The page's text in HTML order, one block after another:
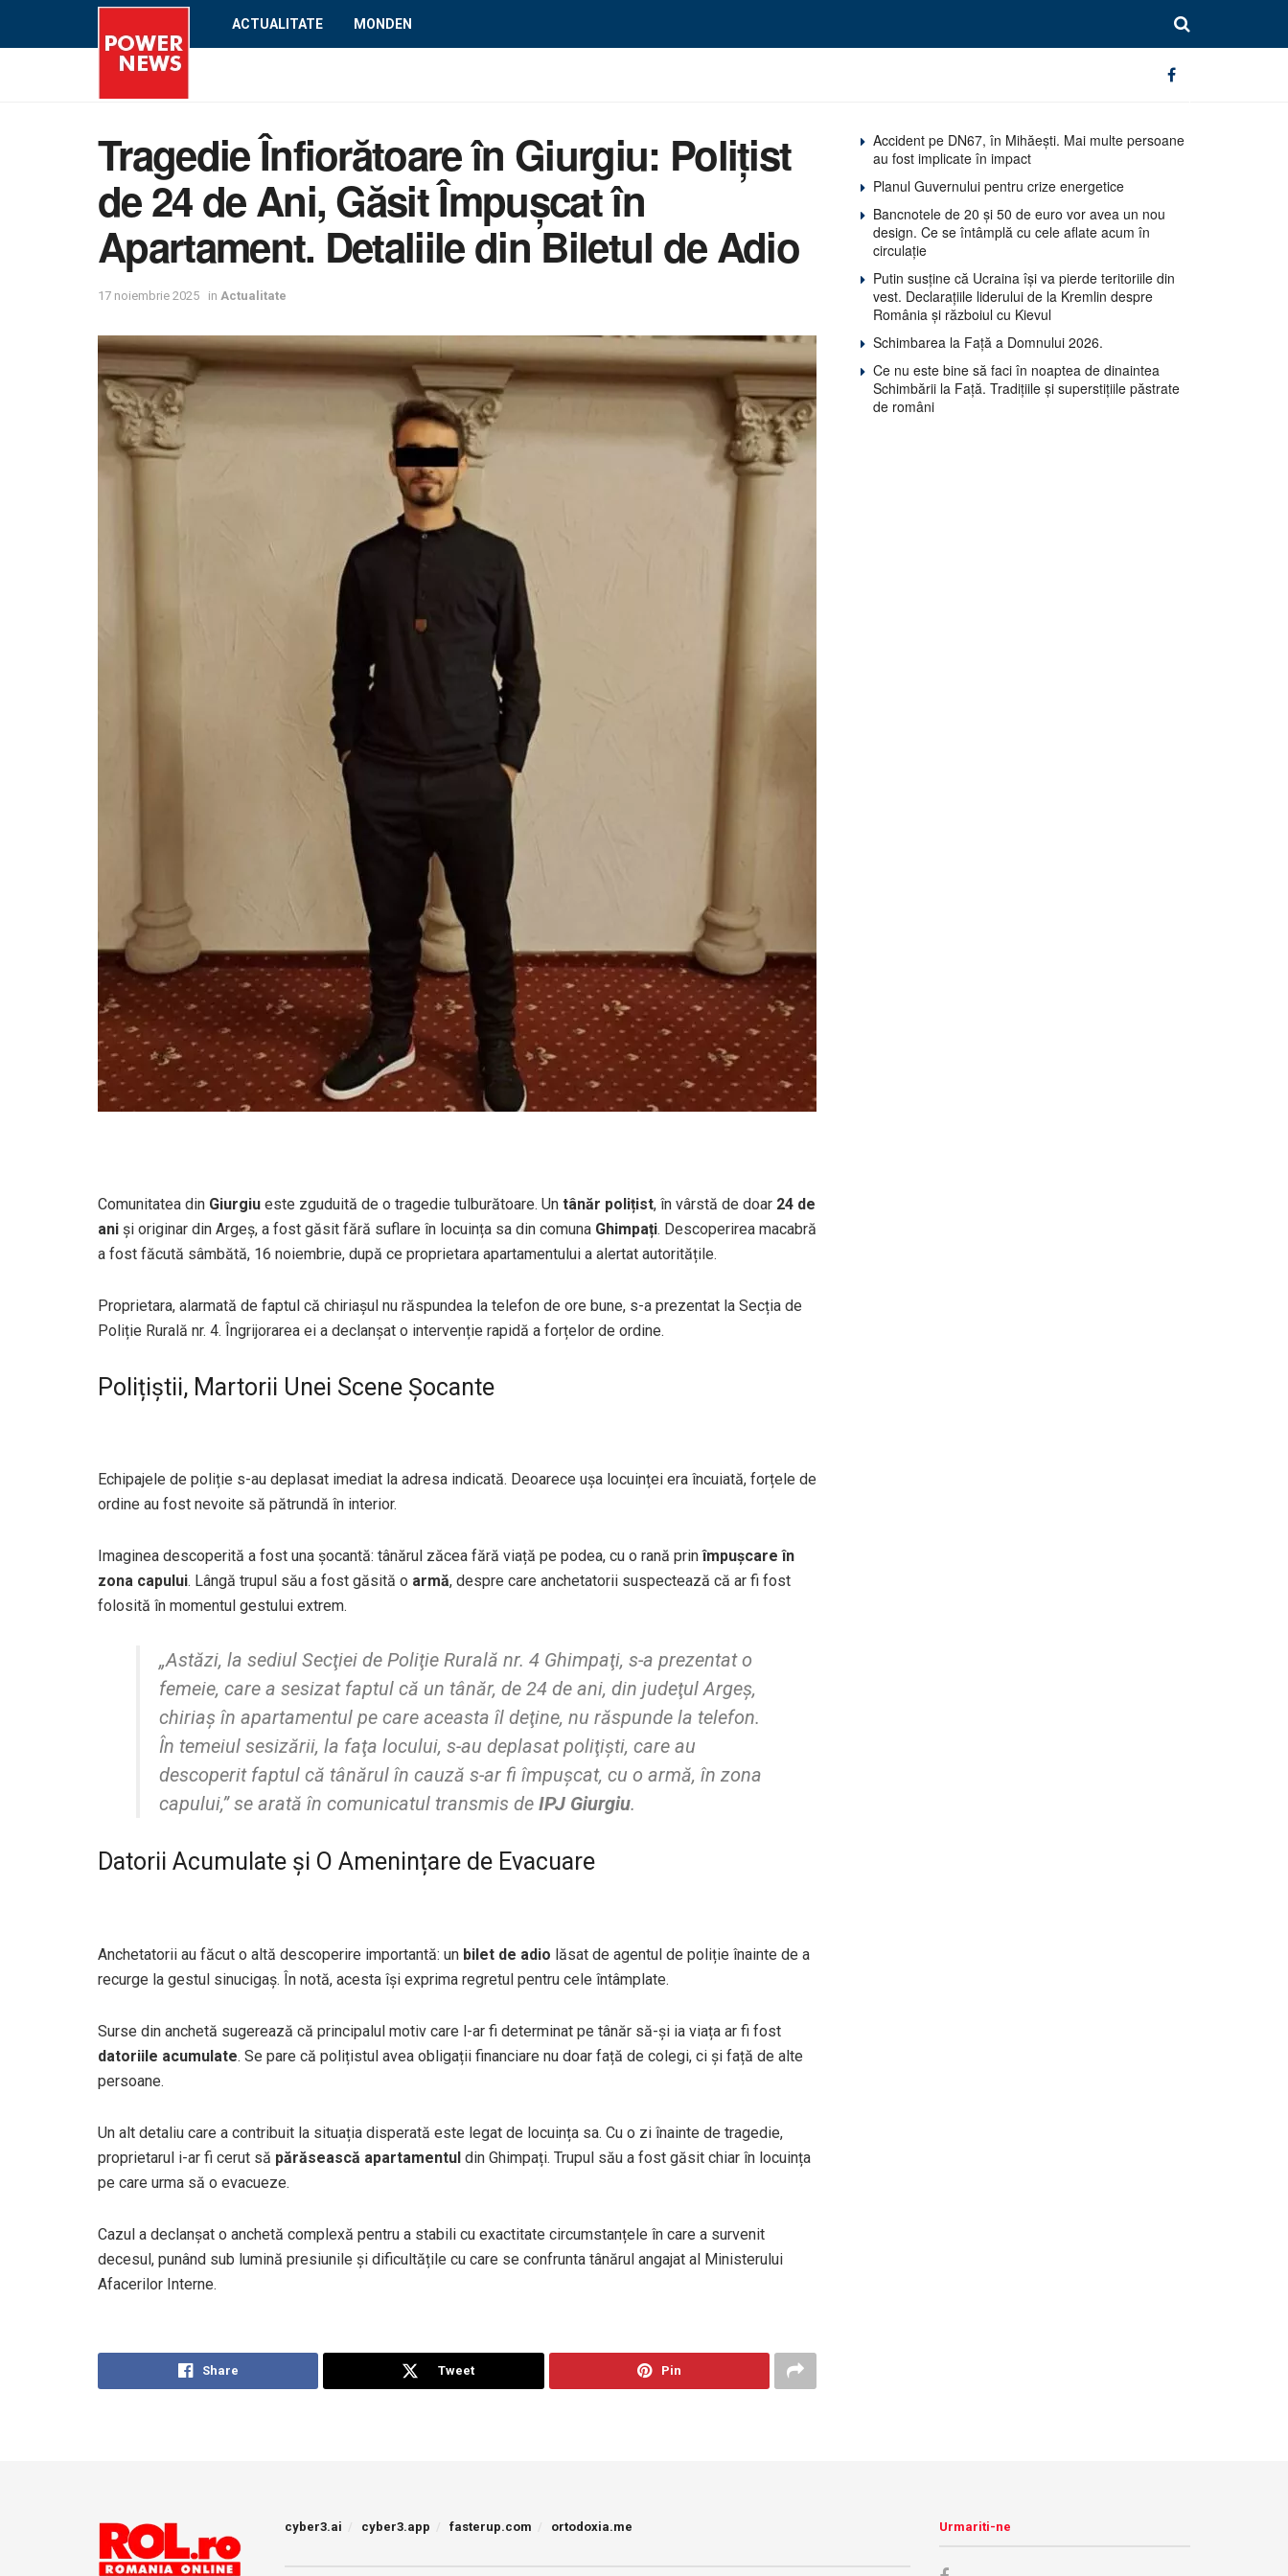
ACTUALITATE MONDEN
Tragedie Înfiorătoare în Giurgiu: Polițist
de 24 de Ani, Găsit Împușcat în
Apartament. Detaliile din Biletul de Adio
17 noiembrie 2025 in Actualitate
Comunitatea din Giurgiu este zguduită de o tragedie tulburătoare. Un tânăr polițist, în vârstă de doar 24 de
ani și originar din Argeș, a fost găsit fără suflare în locuința sa din comuna Ghimpați. Descoperirea macabră
a fost făcută sâmbătă, 16 noiembrie, după ce proprietara apartamentului a alertat autoritățile.
Proprietara, alarmată de faptul că chiriașul nu răspundea la telefon de ore bune, s-a prezentat la Secția de
Poliție Rurală nr. 4. Îngrijorarea ei a declanșat o intervenție rapidă a forțelor de ordine.
Polițiștii, Martorii Unei Scene Șocante
Echipajele de poliție s-au deplasat imediat la adresa indicată. Deoarece ușa locuinței era încuiată, forțele de
ordine au fost nevoite să pătrundă în interior.
Imaginea descoperită a fost una șocantă: tânărul zăcea fără viață pe podea, cu o rană prinîmpușcare în
zona capului. Lângă trupul său a fost găsită o armă, despre care anchetatorii suspectează că ar fi fost
folosită în momentul gestului extrem.
„Astăzi, la sediul Secţiei de Poliţie Rurală nr. 4 Ghimpaţi, s-a prezentat o
femeie, care a sesizat faptul că un tânăr, de 24 de ani, din judeţul Argeş,
chiriaş în apartamentul pe care aceasta îl deţine, nu răspunde la telefon.
În temeiul sesizării, la faţa locului, s-au deplasat poliţişti, care au
descoperit faptul că tânărul în cauză s-ar fi împuşcat, cu o armă, în zona
capului,” se arată în comunicatul transmis de IPJ Giurgiu.
Datorii Acumulate și O Amenințare de Evacuare
Anchetatorii au făcut o altă descoperire importantă: un bilet de adio lăsat de agentul de poliție înainte de a
recurge la gestul sinucigaș. În notă, acesta își exprima regretul pentru cele întâmplate.
Surse din anchetă sugerează că principalul motiv care l-ar fi determinat pe tânăr să-și ia viața ar fi fost
datoriile acumulate. Se pare că polițistul avea obligații financiare nu doar față de colegi, ci și față de alte
persoane.
Un alt detaliu care a contribuit la situația disperată este legat de locuința sa. Cu o zi înainte de tragedie,
proprietarul i-ar fi cerut să părăsească apartamentul din Ghimpați. Trupul său a fost găsit chiar în locuința
pe care urma să o evacueze.
Cazul a declanșat o anchetă complexă pentru a stabili cu exactitate circumstanțele în care a survenit
decesul, punând sub lumină presiunile și dificultățile cu care se confrunta tânărul angajat al Ministerului
Afacerilor Interne.
Share Tweet Pin
Accident pe DN67, în Mihăești. Mai multe persoane
au fost implicate în impact
Planul Guvernului pentru crize energetice
Bancnotele de 20 și 50 de euro vor avea un nou
design. Ce se întâmplă cu cele aflate acum în
circulație
Putin susține că Ucraina își va pierde teritoriile din
vest. Declarațiile liderului de la Kremlin despre
România și războiul cu Kievul
Schimbarea la Față a Domnului 2026.
Ce nu este bine să faci în noaptea de dinaintea
Schimbării la Față. Tradițiile și superstițiile păstrate
de români
cyber3.ai cyber3.app fasterup.com ortodoxia.me Urmariti-ne